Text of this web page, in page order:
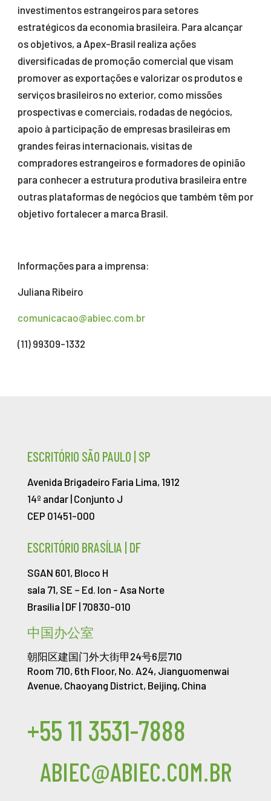
investimentos estrangeiros para setores
estratégicos da economia brasileira. Para alcançar
os objetivos, a Apex-Brasil realiza ações
diversificadas de promoção comercial que visam
promover as exportações e valorizar os produtos e
serviços brasileiros no exterior, como missões
prospectivas e comerciais, rodadas de negócios,
apoio à participação de empresas brasileiras em
grandes feiras internacionais, visitas de
compradores estrangeiros e formadores de opinião
para conhecer a estrutura produtiva brasileira entre
outras plataformas de negócios que também têm por
objetivo fortalecer a marca Brasil.
Informações para a imprensa:
Juliana Ribeiro
comunicacao@abiec.com.br
(11) 99309-1332
ESCRITÓRIO SÃO PAULO | SP
Avenida Brigadeiro Faria Lima, 1912
14º andar | Conjunto J
CEP 01451-000
ESCRITÓRIO BRASÍLIA | DF
SGAN 601, Bloco H
sala 71, SE – Ed. Ion - Asa Norte
Brasília | DF | 70830-010
中国办公室
朝阳区建国门外大街甲24号6层710
Room 710, 6th Floor, No. A24, Jianguomenwai
Avenue, Chaoyang District, Beijing, China
+55 11 3531-7888
ABIEC@ABIEC.COM.BR